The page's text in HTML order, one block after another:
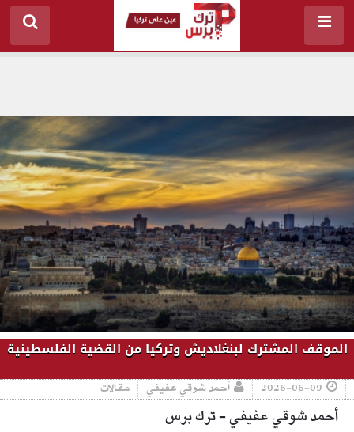
الموقف المشترك لبنغلاديش وتركيا من القضية الفلسطينية
2026-06-09 أحمد شوقي عفيفي مقالات
أحمد شوقي عفيفي - ترك برس